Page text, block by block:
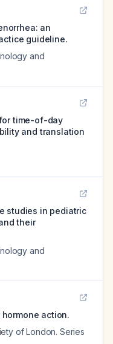
an
guideline.
and
time-of-day
and translation
studies in pediatric
their
and
action.
of London. Series